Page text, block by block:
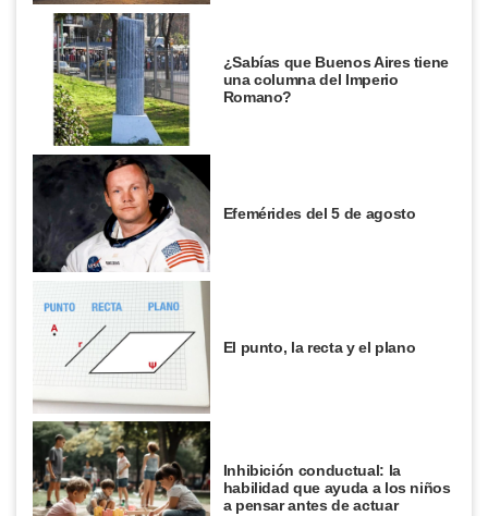
¿Sabías que Buenos Aires tiene
una columna del Imperio
Romano?
Efemérides del 5 de agosto
El punto, la recta y el plano
Inhibición conductual: la
habilidad que ayuda a los niños
a pensar antes de actuar